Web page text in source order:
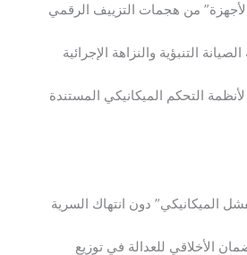
الأجهزة” من هجمات التزييف الرقمي
التنبؤية والنزاهة الإجرائية
التحكم الميكانيكي المستندة
الميكانيكي” دون انتهاك السرية
الأخلاقي للعدالة في توزيع